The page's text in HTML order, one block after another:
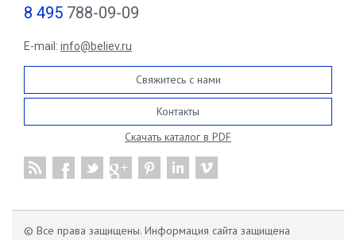
8 495 788-09-09
E-mail: info@believ.ru
Свяжитесь с нами
Контакты
Скачать каталог в PDF
© Все права защищены. Информация сайта защищена